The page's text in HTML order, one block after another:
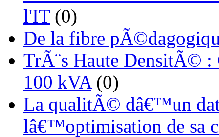
l'IT(0)
De la fibre
TrÃ¨s Haute DensitÃ© :
100 kVA(0)
La qualitÃ© dâ€™un
lâ€™optimisation de sa